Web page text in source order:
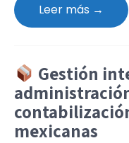
Leer más →
Gestión
mexicanas